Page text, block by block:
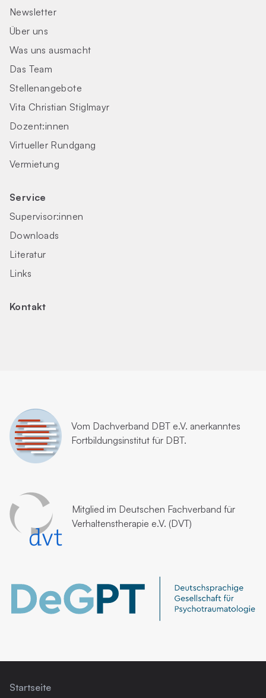
Newsletter
Über uns
Was uns ausmacht
Das Team
Stellenangebote
Vita Christian Stiglmayr
Dozent:innen
Virtueller Rundgang
Vermietung
Service
Supervisor:innen
Downloads
Literatur
Links
Kontakt
Vom Dachverband DBT e.V. anerkanntes
Fortbildungsinstitut für DBT.
Mitglied im Deutschen Fachverband für
Verhaltenstherapie e.V. (DVT)
Startseite